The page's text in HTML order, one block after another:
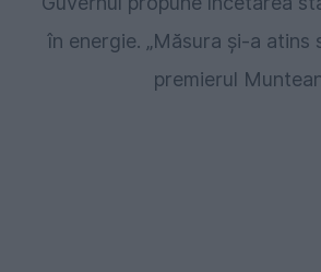
în energie. „Măsura și-a atins
premierul